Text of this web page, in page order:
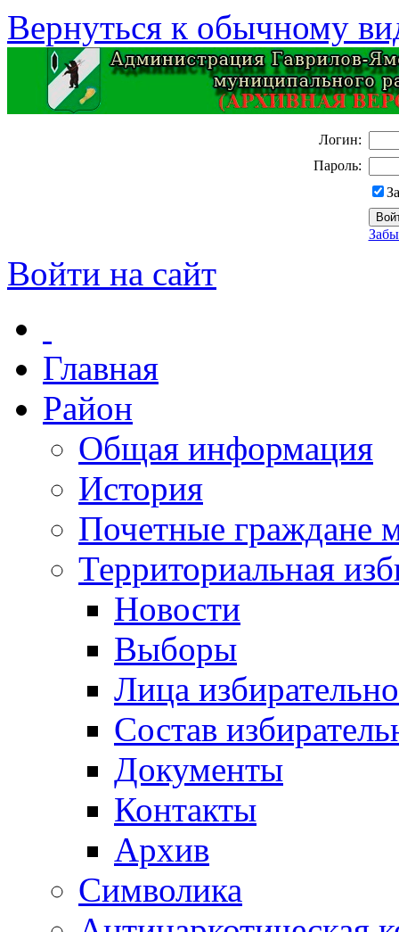
Вернуться к обычному
Логин:
Пароль:
Войти на сайт
Главная
Район
Общая информация
История
Почетные граждане
Территориальная
Новости
Выборы
Лица
Состав
Документы
Контакты
Архив
Символика